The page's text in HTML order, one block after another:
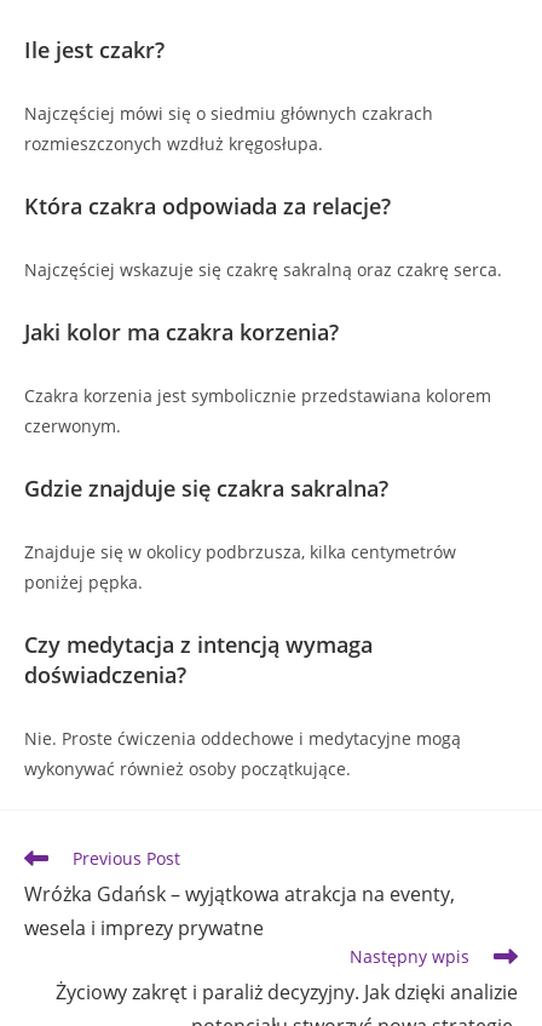
Ile jest czakr?
Najczęściej mówi się o siedmiu głównych czakrach
rozmieszczonych wzdłuż kręgosłupa.
Która czakra odpowiada za relacje?
Najczęściej wskazuje się czakrę sakralną oraz czakrę serca.
Jaki kolor ma czakra korzenia?
Czakra korzenia jest symbolicznie przedstawiana kolorem
czerwonym.
Gdzie znajduje się czakra sakralna?
Znajduje się w okolicy podbrzusza, kilka centymetrów
poniżej pępka.
Czy medytacja z intencją wymaga
doświadczenia?
Nie. Proste ćwiczenia oddechowe i medytacyjne mogą
wykonywać również osoby początkujące.
Read
more
articles
Previous Post
Wróżka Gdańsk – wyjątkowa atrakcja na eventy,
wesela i imprezy prywatne
Następny wpis
Życiowy zakręt i paraliż decyzyjny. Jak dzięki analizie